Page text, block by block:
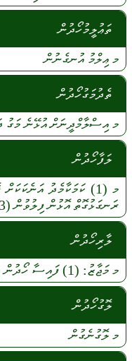
ތަޢުލީމުހޯދުން
މ ޢިލްމު އުނގެނުން
ތެދުމަގުހޯދުން
މ އިސްލާމްދީނަށްއުޅޭނެމަގު
ލަފާހޯދުން
މ (1) ކަމަކާމެދުއަނެކަކަށް
ރަނގަޅުގޮތްއޮޅުންފިލުވުން(3)
ލާރިހޯދުން
މމަޖާޒު: (1) ފައިސާހޯދުން
ލޮގުހޯދުން
މލޮގުނެގުން